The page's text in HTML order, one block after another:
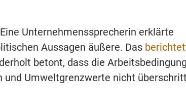
Unternehmenssprecherin erklärte
Aussagen äußere. Das berichtet
betont, dass die
und Umweltgrenzwerte nicht